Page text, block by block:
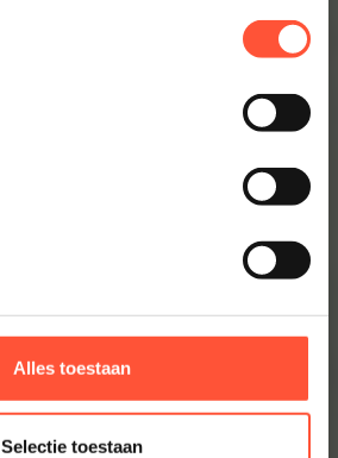
Alles toestaan
Selectie toestaan